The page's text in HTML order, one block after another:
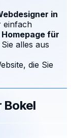
in
einfach
Homepage für
alles aus
die Sie
Bokel